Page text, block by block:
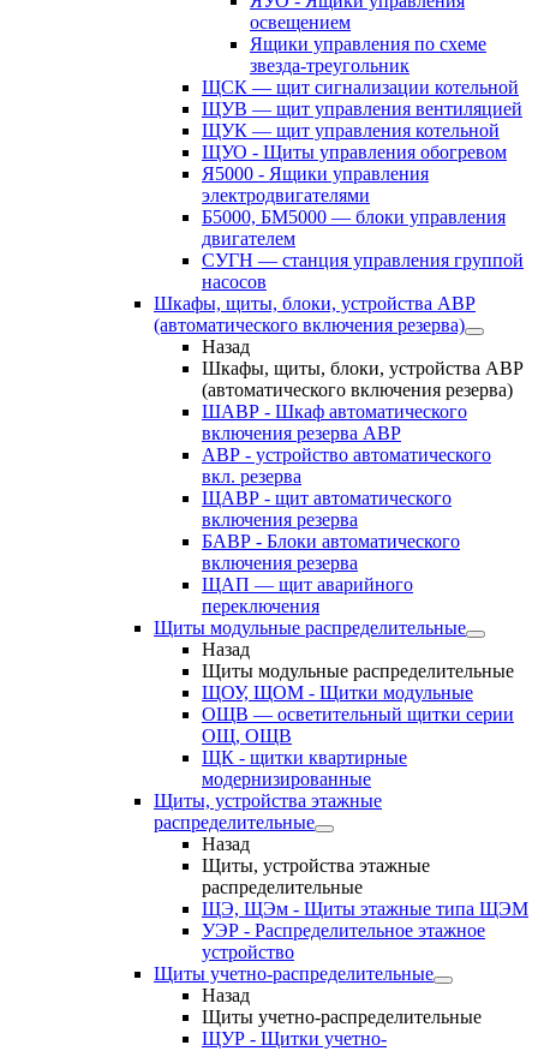
освещением
Ящики управления по схеме
звезда-треугольник
ЩСК — щит сигнализации котельной
ЩУВ — щит управления вентиляцией
ЩУК — щит управления котельной
ЩУО - Щиты управления обогревом
Я5000 - Ящики управления
электродвигателями
Б5000, БМ5000 — блоки управления
двигателем
СУГН — станция управления группой
насосов
Шкафы, щиты, блоки, устройства АВР
(автоматического включения резерва)
Назад
Шкафы, щиты, блоки, устройства АВР
(автоматического включения резерва)
ШАВР - Шкаф автоматического
включения резерва АВР
АВР - устройство автоматического
вкл. резерва
ЩАВР - щит автоматического
включения резерва
БАВР - Блоки автоматического
включения резерва
ЩАП — щит аварийного
переключения
Щиты модульные распределительные
Назад
Щиты модульные распределительные
ЩОУ, ЩОМ - Щитки модульные
ОЩВ — осветительный щитки серии
ОЩ, ОЩВ
ЩК - щитки квартирные
модернизированные
Щиты, устройства этажные
распределительные
Назад
Щиты, устройства этажные
распределительные
ЩЭ, ЩЭм - Щиты этажные типа ЩЭМ
УЭР - Распределительное этажное
устройство
Щиты учетно-распределительные
Назад
Щиты учетно-распределительные
ЩУР - Щитки учетно-